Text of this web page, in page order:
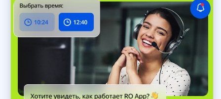
Подрядчикам
Выездные работы
Климатическое оборудование
Строительство и ремонт
Торговому бизнесу